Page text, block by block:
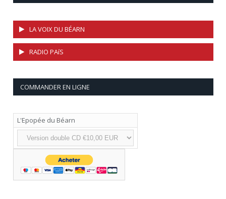
LA VOIX DU BÉARN
RADIO PAíS
COMMANDER EN LIGNE
L'Epopée du Béarn